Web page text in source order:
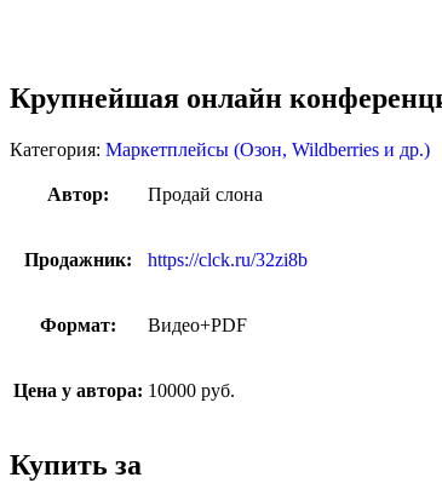
Крупнейшая онлайн
Категория: Маркетплейсы (Озон, Wildberries и др.)
Автор: Продай слона
Продажник: https://clck.ru/32zi8b
Формат: Видео+PDF
Цена у автора: 10000 руб.
Купить за